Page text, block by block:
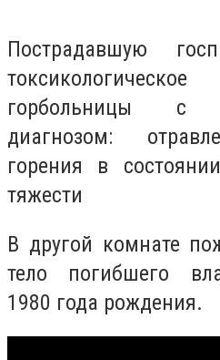
Пострадавшую
горбольницы с
диагнозом:
горения в
тяжести
В другой комнате
тело погибшего
1980 года рождения.